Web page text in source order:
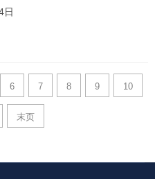
日
6 7 8 9 10
末页